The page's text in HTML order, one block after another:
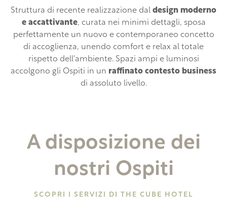
Struttura di recente realizzazione dal design moderno
e accattivante, curata nei minimi dettagli, sposa
perfettamente un nuovo e contemporaneo concetto
di accoglienza, unendo comfort e relax al totale
rispetto dell'ambiente. Spazi ampi e luminosi
accolgono gli Ospiti in un raffinato contesto business
di assoluto livello.
A disposizione dei
nostri Ospiti
SCOPRI I SERVIZI DI THE CUBE HOTEL